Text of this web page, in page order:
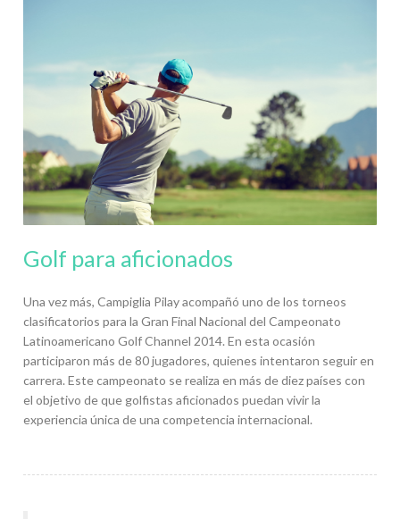
Golf para aficionados
Una vez más, Campiglia Pilay acompañó uno de los torneos
clasificatorios para la Gran Final Nacional del Campeonato
Latinoamericano Golf Channel 2014. En esta ocasión
participaron más de 80 jugadores, quienes intentaron seguir en
carrera. Este campeonato se realiza en más de diez países con
el objetivo de que golfistas aficionados puedan vivir la
experiencia única de una competencia internacional.